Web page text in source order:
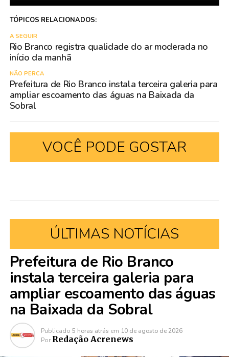
TÓPICOS RELACIONADOS:
A SEGUIR
Rio Branco registra qualidade do ar moderada no
início da manhã
NÃO PERCA
Prefeitura de Rio Branco instala terceira galeria para
ampliar escoamento das águas na Baixada da
Sobral
VOCÊ PODE GOSTAR
ÚLTIMAS NOTÍCIAS
Prefeitura de Rio Branco
instala terceira galeria para
ampliar escoamento das águas
na Baixada da Sobral
Publicado 5 horas atrás em 10 de agosto de 2026
Por Redação Acrenews